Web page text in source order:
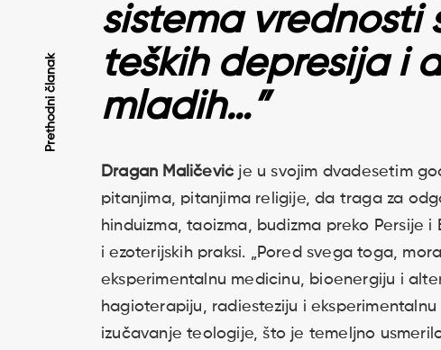
sistema vrednosti
teških depresija i
mladih…”
Dragan Maličević je u svojim dvadesetim
pitanjima, pitanjima religije, da traga za
hinduizma, taoizma, budizma preko Persije
i ezoterijskih praksi. „Pored svega toga,
eksperimentalnu medicinu, bioenergiju i
hagioterapiju, radiesteziju i eksperimentalnu
izučavanje teologije, što je temeljno
Kretanje
članaka
Prethodni članak